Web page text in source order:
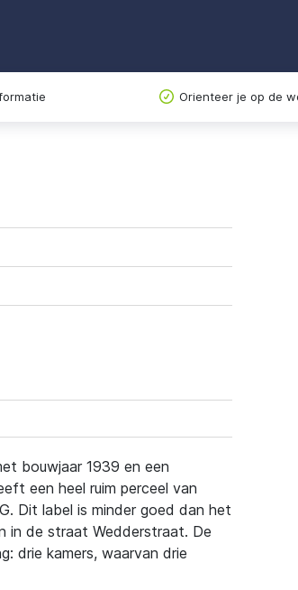
Orienteer je op de
bouwjaar 1939 en een
een heel ruim perceel van
Dit label is minder goed dan het
in de straat Wedderstraat. De
drie kamers, waarvan drie